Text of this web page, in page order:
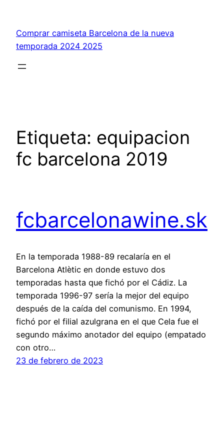
contenido
Comprar camiseta Barcelona de la nueva
temporada 2024 2025
Etiqueta: equipacion
fc barcelona 2019
fcbarcelonawine.sk
En la temporada 1988-89 recalaría en el
Barcelona Atlètic en donde estuvo dos
temporadas hasta que fichó por el Cádiz. La
temporada 1996-97 sería la mejor del equipo
después de la caída del comunismo. En 1994,
fichó por el filial azulgrana en el que Cela fue el
segundo máximo anotador del equipo (empatado
con otro…
23 de febrero de 2023